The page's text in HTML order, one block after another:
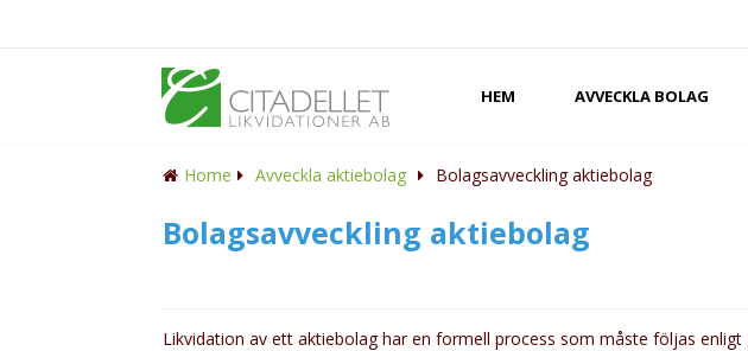
HEM AVVECKLA BOLAG
Home Avveckla aktiebolag Bolagsavveckling aktiebolag
Bolagsavveckling aktiebolag
Likvidation av ett aktiebolag har en formell process som måste följas enligt